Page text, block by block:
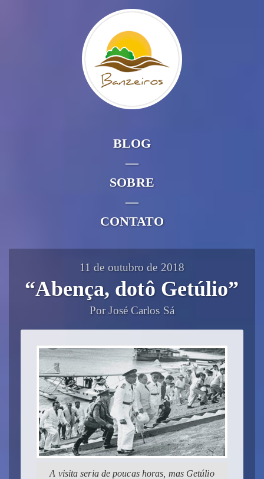
BLOG
—
SOBRE
—
CONTATO
11 de outubro de 2018
“Abença, dotô Getúlio”
Por José Carlos Sá
A visita seria de poucas horas, mas Getúlio